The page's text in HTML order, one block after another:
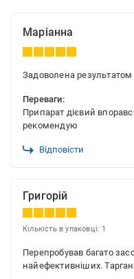
Маріанна
Задоволена результатом
Переваги:
Припарат дієвий
рекомендую
Відповісти
Григорій
Кількість в упаковці: 1
Перепробував багато
найефективніших.